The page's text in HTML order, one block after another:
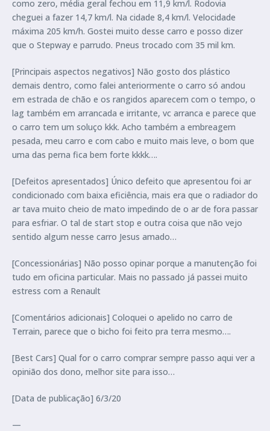
como zero, média geral fechou em 11,9 km/l. Rodovia
cheguei a fazer 14,7 km/l. Na cidade 8,4 km/l. Velocidade
máxima 205 km/h. Gostei muito desse carro e posso dizer
que o Stepway e parrudo. Pneus trocado com 35 mil km.
[Principais aspectos negativos] Não gosto dos plástico
demais dentro, como falei anteriormente o carro só andou
em estrada de chão e os rangidos aparecem com o tempo, o
lag também em arrancada e irritante, vc arranca e parece que
o carro tem um soluço kkk. Acho também a embreagem
pesada, meu carro e com cabo e muito mais leve, o bom que
uma das perna fica bem forte kkkk….
[Defeitos apresentados] Único defeito que apresentou foi ar
condicionado com baixa eficiência, mais era que o radiador do
ar tava muito cheio de mato impedindo de o ar de fora passar
para esfriar. O tal de start stop e outra coisa que não vejo
sentido algum nesse carro Jesus amado…
[Concessionárias] Não posso opinar porque a manutenção foi
tudo em oficina particular. Mais no passado já passei muito
estress com a Renault
[Comentários adicionais] Coloquei o apelido no carro de
Terrain, parece que o bicho foi feito pra terra mesmo….
[Best Cars] Qual for o carro comprar sempre passo aqui ver a
opinião dos dono, melhor site para isso…
[Data de publicação] 6/3/20
—